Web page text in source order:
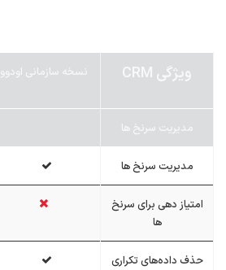
ویژگی CRM نسخه سازمانی اودوو
مدیریت سرنخ ها
مدیریت سرنخ ها
امتیاز دهی برای سرنخ
ها
حذف داده‌های تکراری